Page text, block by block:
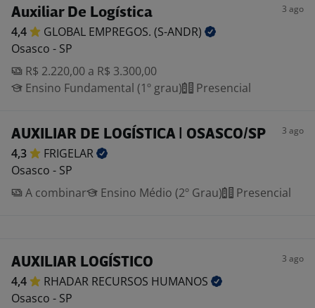
Auxiliar De Logística 3 ago
4,4 GLOBAL EMPREGOS. (S-ANDR)
Osasco - SP
R$ 2.220,00 a R$ 3.300,00
Ensino Fundamental (1º grau)
Presencial
AUXILIAR DE LOGÍSTICA | OSASCO/SP 3 ago
4,3
FRIGELAR
Osasco - SP
A combinar
Ensino Médio (2º Grau) Presencial
AUXILIAR LOGÍSTICO 3 ago
4,4 RHADAR RECURSOS HUMANOS
Osasco - SP